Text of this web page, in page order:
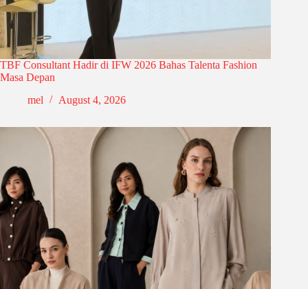
TBF Consultant Hadir di IFW 2026 Bahas Talenta Fashion
Masa Depan
mel
August 4, 2026